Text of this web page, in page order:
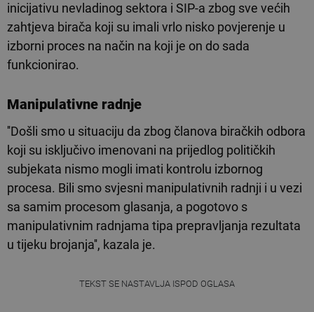
inicijativu nevladinog sektora i SIP-a zbog sve većih
zahtjeva birača koji su imali vrlo nisko povjerenje u
izborni proces na način na koji je on do sada
funkcionirao.
Manipulativne radnje
''Došli smo u situaciju da zbog članova biračkih odbora
koji su isključivo imenovani na prijedlog političkih
subjekata nismo mogli imati kontrolu izbornog
procesa. Bili smo svjesni manipulativnih radnji i u vezi
sa samim procesom glasanja, a pogotovo s
manipulativnim radnjama tipa prepravljanja rezultata
u tijeku brojanja'', kazala je.
TEKST SE NASTAVLJA ISPOD OGLASA